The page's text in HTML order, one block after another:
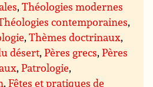
,Théologies modernes
contemporaines,
,Thèmes doctrinaux,
désert,Pères grecs,Pères
,Patrologie,
,Fêtes et pratiques de